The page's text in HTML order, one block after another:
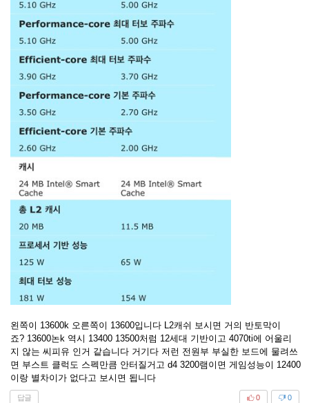
왼쪽이 13600k 오른쪽이 13600입니다 L2캐쉬 보시면 거의 반토막이
죠? 13600논k 역시 13400 13500처럼 12세대 기반이고 4070ti에 어울리
지 않는 씨피유 인거 같습니다 거기다 저런 전원부 부실한 보드에 물려쓰
면 부스트 클럭도 스펙만큼 안터질거고 d4 3200램이면 게임성능이 12400
이랑 별차이가 없다고 보시면 됩니다
답글 0
0